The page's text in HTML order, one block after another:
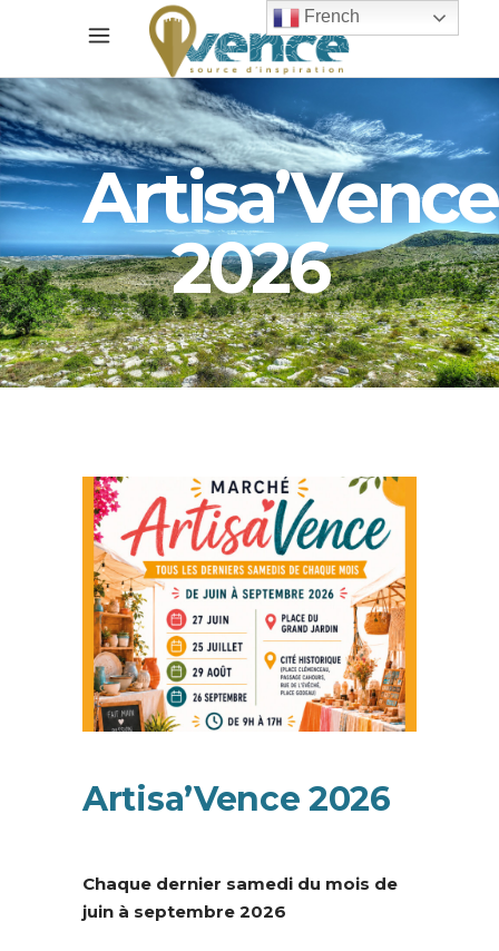
Artisa’Vence
2026
Artisa’Vence 2026
Chaque dernier samedi du mois de
juin à septembre 2026
French